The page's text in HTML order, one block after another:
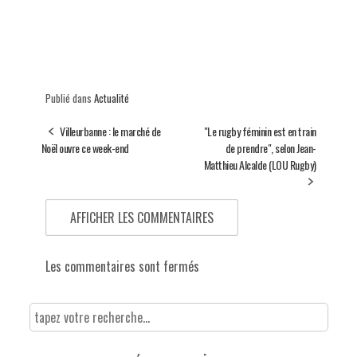
Publié dans Actualité
Villeurbanne : le marché de
Noël ouvre ce week-end
"Le rugby féminin est en train
de prendre", selon Jean-
Matthieu Alcalde (LOU Rugby)
AFFICHER LES COMMENTAIRES
Les commentaires sont fermés